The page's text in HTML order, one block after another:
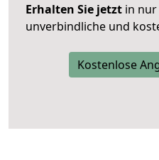
Erhalten Sie jetzt in
unverbindliche und
Kostenlose